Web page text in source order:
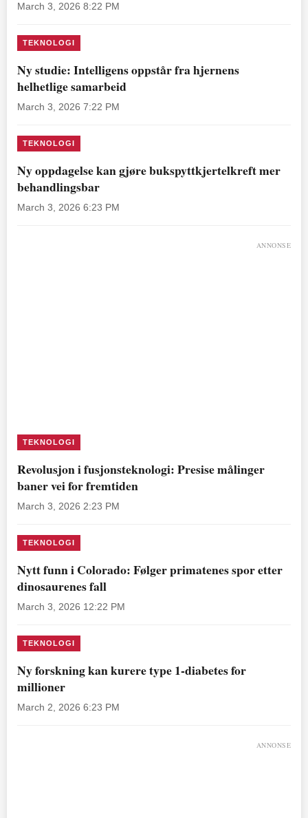
March 3, 2026 8:22 PM
TEKNOLOGI
Ny studie: Intelligens oppstår fra hjernens
helhetlige samarbeid
March 3, 2026 7:22 PM
TEKNOLOGI
Ny oppdagelse kan gjøre bukspyttkjertelkreft mer
behandlingsbar
March 3, 2026 6:23 PM
ANNONSE
TEKNOLOGI
Revolusjon i fusjonsteknologi: Presise målinger
baner vei for fremtiden
March 3, 2026 2:23 PM
TEKNOLOGI
Nytt funn i Colorado: Følger primatenes spor etter
dinosaurenes fall
March 3, 2026 12:22 PM
TEKNOLOGI
Ny forskning kan kurere type 1-diabetes for
millioner
March 2, 2026 6:23 PM
ANNONSE